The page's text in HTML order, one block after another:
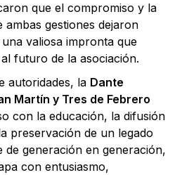
que el compromiso y la
gestiones dejaron
valiosa impronta que
futuro de la asociación.
autoridades, la Dante
Martín y Tres de Febrero
con la educación, la difusión
preservación de un legado
de generación en generación,
con entusiasmo,